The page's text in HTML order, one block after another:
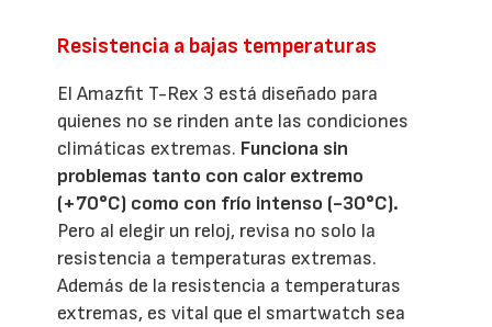
Resistencia a bajas temperaturas
El Amazfit T-Rex 3 está diseñado para
quienes no se rinden ante las condiciones
climáticas extremas. Funciona sin
problemas tanto con calor extremo
(+70°C) como con frío intenso (-30°C).
Pero al elegir un reloj, revisa no solo la
resistencia a temperaturas extremas.
Además de la resistencia a temperaturas
extremas, es vital que el smartwatch sea